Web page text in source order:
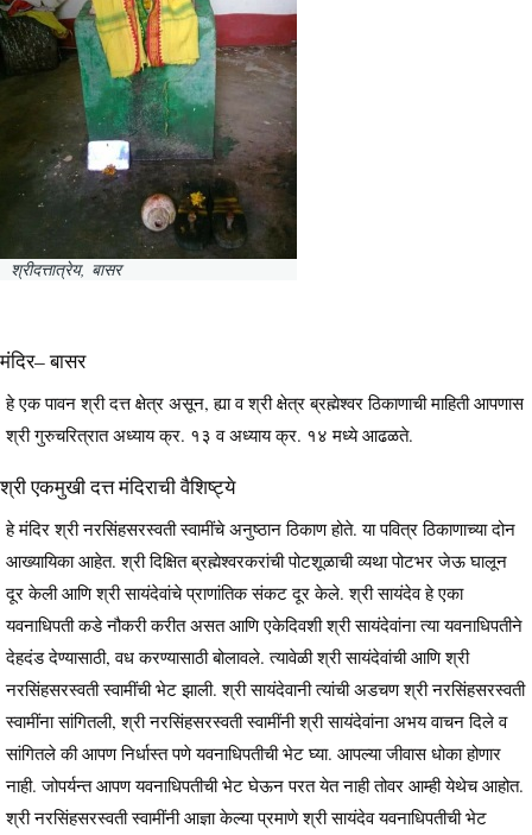
श्रीदत्तात्रेय, बासर
मंदिर– बासर
हे एक पावन श्री दत्त क्षेत्र असून, ह्या व श्री क्षेत्र ब्रह्मेश्वर ठिकाणाची माहिती आपणास
श्री गुरुचरित्रात अध्याय क्र. १३ व अध्याय क्र. १४ मध्ये आढळते.
श्री एकमुखी दत्त मंदिराची वैशिष्ट्ये
हे मंदिर श्री नरसिंहसरस्वती स्वामींचे अनुष्ठान ठिकाण होते. या पवित्र ठिकाणाच्या दोन
आख्यायिका आहेत. श्री दिक्षित ब्रह्मेश्वरकरांची पोटशूळाची व्यथा पोटभर जेऊ घालून
दूर केली आणि श्री सायंदेवांचे प्राणांतिक संकट दूर केले. श्री सायंदेव हे एका
यवनाधिपती कडे नौकरी करीत असत आणि एकेदिवशी श्री सायंदेवांना त्या यवनाधिपतीने
देहदंड देण्यासाठी, वध करण्यासाठी बोलावले. त्यावेळी श्री सायंदेवांची आणि श्री
नरसिंहसरस्वती स्वामींची भेट झाली. श्री सायंदेवानी त्यांची अडचण श्री नरसिंहसरस्वती
स्वामींना सांगितली, श्री नरसिंहसरस्वती स्वामींनी श्री सायंदेवांना अभय वाचन दिले व
सांगितले की आपण निर्धास्त पणे यवनाधिपतीची भेट घ्या. आपल्या जीवास धोका होणार
नाही. जोपर्यन्त आपण यवनाधिपतीची भेट घेऊन परत येत नाही तोवर आम्ही येथेच आहोत.
श्री नरसिंहसरस्वती स्वामींनी आज्ञा केल्या प्रमाणे श्री सायंदेव यवनाधिपतीची भेट